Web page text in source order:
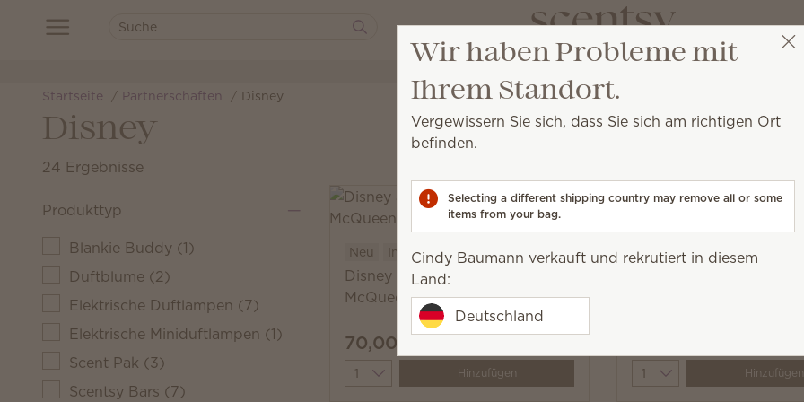
Startseite Partnerschaften Disney
Disney
24 Ergebnisse
Produkttyp
Blankie Buddy (1)
Duftblume (2)
Elektrische Duftlampen (7)
Elektrische Miniduftlampen (1)
Scent Pak (3)
Scentsy Bars (7)
Neu Im Trend
Disney and Pixar’s Lightning
McQueen – Scentsy Buddy
70,00 €
Quantity Hinzufügen
Neu Im Trend
Scentsy Bar – Disney
Quantity
Hinzufügen
Wir haben Probleme mit
Ihrem Standort.
Vergewissern Sie sich, dass Sie sich am richtigen Ort
befinden.
Selecting a different shipping country may remove all or some
items from your bag.
Cindy Baumann verkauft und rekrutiert in diesem
Land:
Deutschland